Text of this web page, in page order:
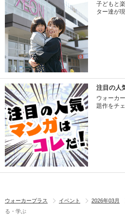
子どもと
ター達が
注目の人
ウォーカ
題作をチ
ウォーカープラス イベント 2026年03月
る・学ぶ